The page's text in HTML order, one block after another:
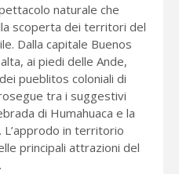
naturale che
scoperta dei territori del
Dalla capitale Buenos
ai piedi delle Ande,
pueblitos coloniali di
tra i suggestivi
di Humahuaca e la
L’approdo in territorio
principali attrazioni del